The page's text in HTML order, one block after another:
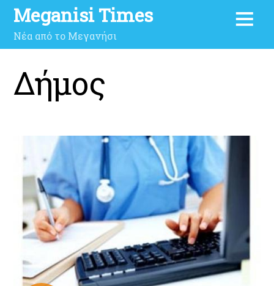
Meganisi Times
Νέα από το Μεγανήσι
Δήμος